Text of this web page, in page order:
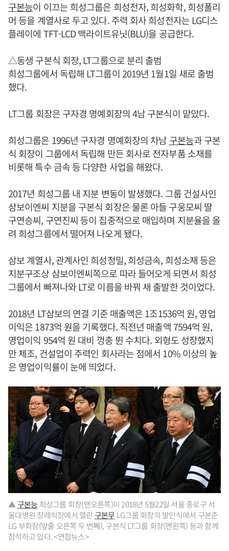
구본능이 이끄는 희성그룹은 희성전자, 희성화학, 희성폴리
머 등을 계열사로 두고 있다. 주력 회사 희성전자는 LG디스
플레이에 TFT-LCD 백라이트유닛(BLU)을 공급한다.
△동생 구본식 회장, LT그룹으로 분리 출범
희성그룹에서 독립해 LT그룹이 2019년 1월1일 새로 출범
했다.
LT그룹 회장은 구자경 명예회장의 4남 구본식이 맡았다.
희성그룹은 1996년 구자경 명예회장의 차남 구본능과 구본
식 회장이 그룹에서 독립해 만든 회사로 전자부품 소재를
비롯해 특수 금속 등 다양한 사업을 해왔다.
2017년 희성그룹 내 지분 변동이 발생했다. 그룹 건설사인
삼보이엔씨 지분을 구본식 회장은 물론 아들 구웅모씨 딸
구연승씨, 구연진씨 등이 집중적으로 매입하며 지분율을 올
려 희성그룹에서 떨어져 나오게 됐다.
삼보 계열사, 관계사인 희성정밀, 희성금속, 희성소재 등은
지분구조상 삼보이엔씨쪽으로 따라 들어오게 되면서 희성
그룹에서 빠져나와 LT로 이름을 바꿔 새 출발한 것이었다.
2018년 LT삼보의 연결 기준 매출액은 1조1536억 원, 영업
이익은 1873억 원을 기록했다. 직전년 매출액 7594억 원,
영업이익 954억 원 대비 껑충 뛴 수치다. 외형도 성장했지
만 제조, 건설업이 주력인 회사라는 점에서 10% 이상의 높
은 영업이익률이 눈에 띄었다.
▲구본능 희성그룹 회장(맨오른쪽)이 2018년 5월22일 서울 종로구 서
울대병원 장례식장에서 열린 구본무 LG그룹 회장의 발인식에서 구본준
LG 부회장(앞줄 오른쪽 두 번째), 구본식 LT그룹 회장(맨왼쪽) 등과 함께
참석하고 있다. <연합뉴스>